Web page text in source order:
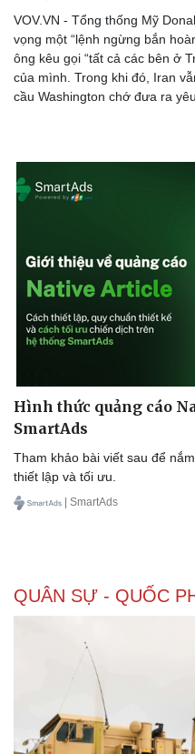
VOV.VN - Tổng thống Mỹ
vọng một “lệnh ngừng bắn
ông kêu gọi “tất cả các bên ở
của mình. Trong khi đó, Iran
cầu Washington chớ đưa ra
Hình thức quảng cáo
SmartAds
Tham khảo bài viết sau để
thiết lập và tối ưu.
| SmartAds
QUÂN SỰ - QUỐC